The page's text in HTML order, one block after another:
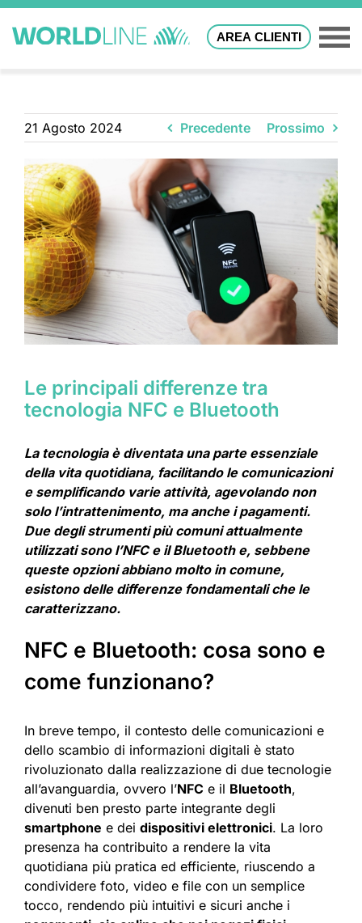
AREA CLIENTI
21 Agosto 2024 Precedente Prossimo
Le principali differenze tra
tecnologia NFC e Bluetooth
La tecnologia è diventata una parte essenziale
della vita quotidiana, facilitando le comunicazioni
e semplificando varie attività, agevolando non
solo l’intrattenimento, ma anche i pagamenti.
Due degli strumenti più comuni attualmente
utilizzati sono l’NFC e il Bluetooth e, sebbene
queste opzioni abbiano molto in comune,
esistono delle differenze fondamentali che le
caratterizzano.
NFC e Bluetooth: cosa sono e
come funzionano?
In breve tempo, il contesto delle comunicazioni e
dello scambio di informazioni digitali è stato
rivoluzionato dalla realizzazione di due tecnologie
all’avanguardia, ovvero l’NFC e il Bluetooth,
divenuti ben presto parte integrante degli
smartphone e dei dispositivi elettronici. La loro
presenza ha contribuito a rendere la vita
quotidiana più pratica ed efficiente, riuscendo a
condividere foto, video e file con un semplice
tocco, rendendo più intuitivi e sicuri anche i